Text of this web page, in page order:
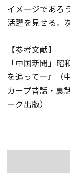
イメージであろ
活躍を見せる。
【参考文献】
「中国新聞」
を追って—』（
カープ昔話・裏
ーク出版）